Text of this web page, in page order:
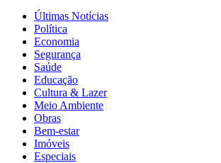
Últimas Notícias
Política
Economia
Segurança
Saúde
Educação
Cultura & Lazer
Meio Ambiente
Obras
Bem-estar
Imóveis
Especiais